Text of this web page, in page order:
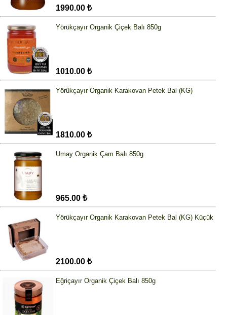
1990.00 ₺
Yörükçayır Organik Çiçek Balı 850g
1010.00 ₺
Yörükçayır Organik Karakovan Petek Bal (KG)
1810.00 ₺
Umay Organik Çam Balı 850g
965.00 ₺
Yörükçayır Organik Karakovan Petek Bal (KG) Küçük
2100.00 ₺
Eğriçayır Organik Çiçek Balı 850g